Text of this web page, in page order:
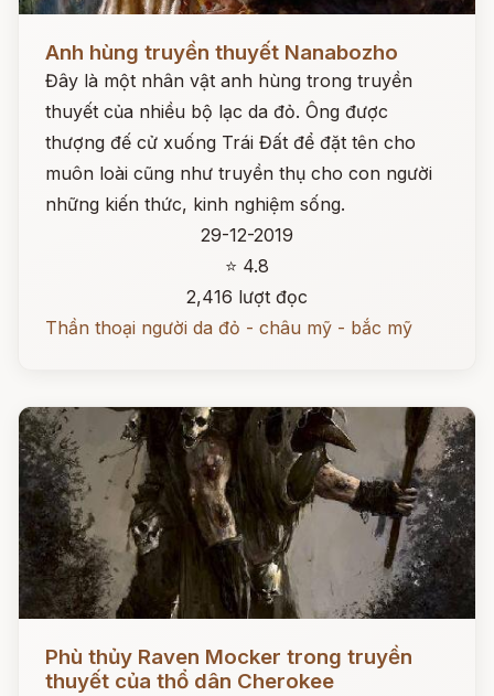
Anh hùng truyền thuyết Nanabozho
Đây là một nhân vật anh hùng trong truyền
thuyết của nhiều bộ lạc da đỏ. Ông được
thượng đế cử xuống Trái Đất để đặt tên cho
muôn loài cũng như truyền thụ cho con người
những kiến thức, kinh nghiệm sống.
29-12-2019
⭐ 4.8
2,416 lượt đọc
Thần thoại người da đỏ - châu mỹ - bắc mỹ
Phù thủy Raven Mocker trong truyền
thuyết của thổ dân Cherokee